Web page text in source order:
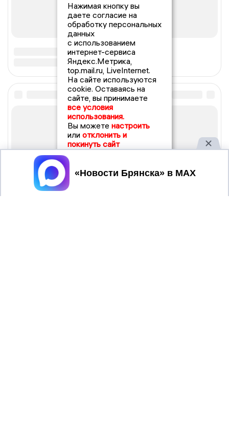
Нажимая кнопку вы
даете согласие на
обработку персональных
данных
с использованием
интернет-сервиса
Яндекс.Метрика,
top.mail.ru, LiveInternet.
На сайте используются
cookie. Оставаясь на
сайте, вы принимаете
все условия
использования.
Вы можете настроить
или отклонить и
покинуть сайт
Принять